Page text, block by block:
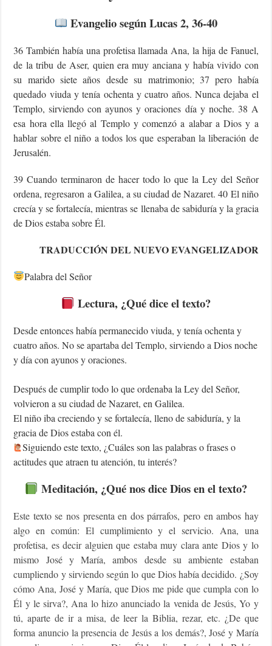
Evangelio según Lucas 2, 36-40
36 También había una profetisa llamada Ana, la hija de Fanuel,
de la tribu de Aser, quien era muy anciana y había vivido con
su marido siete años desde su matrimonio; 37 pero había
quedado viuda y tenía ochenta y cuatro años. Nunca dejaba el
Templo, sirviendo con ayunos y oraciones día y noche. 38 A
esa hora ella llegó al Templo y comenzó a alabar a Dios y a
hablar sobre el niño a todos los que esperaban la liberación de
Jerusalén.
39 Cuando terminaron de hacer todo lo que la Ley del Señor
ordena, regresaron a Galilea, a su ciudad de Nazaret. 40 El niño
crecía y se fortalecía, mientras se llenaba de sabiduría y la gracia
de Dios estaba sobre Él.
TRADUCCIÓN DEL NUEVO EVANGELIZADOR
Palabra del Señor
Lectura, ¿Qué dice el texto?
Desde entonces había permanecido viuda, y tenía ochenta y
cuatro años. No se apartaba del Templo, sirviendo a Dios noche
y día con ayunos y oraciones.
Después de cumplir todo lo que ordenaba la Ley del Señor,
volvieron a su ciudad de Nazaret, en Galilea.
El niño iba creciendo y se fortalecía, lleno de sabiduría, y la
gracia de Dios estaba con él.
Siguiendo este texto, ¿Cuáles son las palabras o frases o
actitudes que atraen tu atención, tu interés?
Meditación, ¿Qué nos dice Dios en el texto?
Este texto se nos presenta en dos párrafos, pero en ambos hay
algo en común: El cumplimiento y el servicio. Ana, una
profetisa, es decir alguien que estaba muy clara ante Dios y lo
mismo José y María, ambos desde su ambiente estaban
cumpliendo y sirviendo según lo que Dios había decidido. ¿Soy
cómo Ana, José y María, que Dios me pide que cumpla con lo
Él y le sirva?, Ana lo hizo anunciado la venida de Jesús, Yo y
tú, aparte de ir a misa, de leer la Biblia, rezar, etc. ¿De que
forma anuncio la presencia de Jesús a los demás?, José y María